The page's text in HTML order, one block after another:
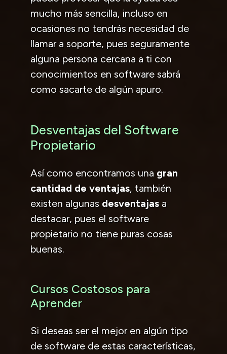
mucho más sencilla, incluso en
ocasiones no tendrás necesidad de
llamar a soporte, pues seguramente
alguna persona cercana a ti con
conocimientos en software sabrá
como sacarte de algún apuro.
Desventajas del Software
Propietario
Así como encontramos una gran
cantidad de ventajas, también
existen algunas desventajas a
destacar, pues el software
propietario no tiene puras cosas
buenas.
Cursos Costosos para
Aprender
Si deseas ser el mejor en algún tipo
de software de estas características,